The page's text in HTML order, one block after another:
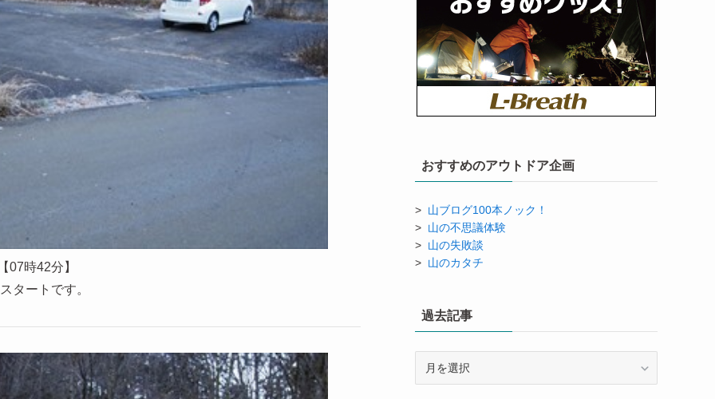
07時42分】
タートです。
おすすめのアウトドア企画
> 山ブログ100本ノック！
> 山の不思議体験
> 山の失敗談
> 山のカタチ
過去記事